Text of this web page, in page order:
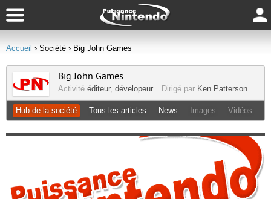
Accueil › Société › Big John Games
Big John Games
Activité éditeur, dévelopeur Dirigé par Ken Patterson
Hub de la société Tous les articles News Images Vidéos